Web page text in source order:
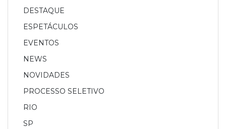
DESTAQUE
ESPETÁCULOS
EVENTOS
NEWS
NOVIDADES
PROCESSO SELETIVO
RIO
SP